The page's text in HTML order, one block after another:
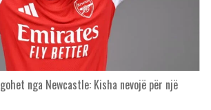
nga Newcastle: Kisha nevojë për një